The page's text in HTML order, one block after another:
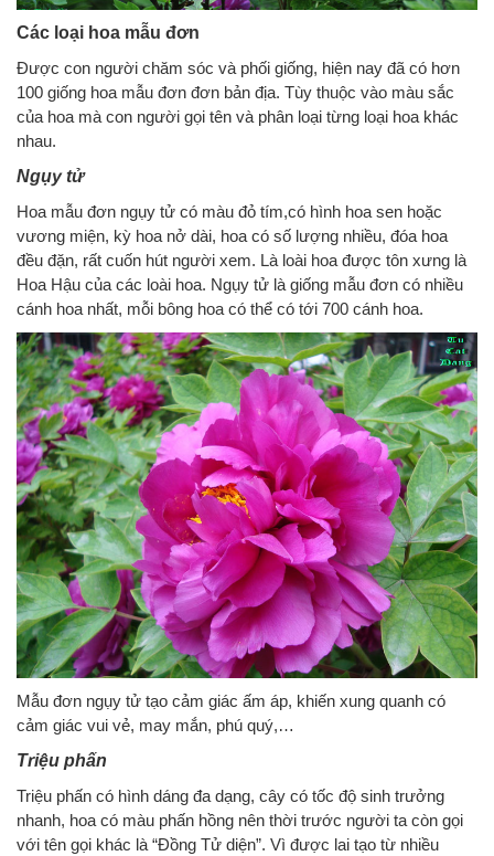
Các loại hoa mẫu đơn
Được con người chăm sóc và phối giống, hiện nay đã có hơn
100 giống hoa mẫu đơn đơn bản địa. Tùy thuộc vào màu sắc
của hoa mà con người gọi tên và phân loại từng loại hoa khác
nhau.
Ngụy tử
Hoa mẫu đơn ngụy tử có màu đỏ tím,có hình hoa sen hoặc
vương miện, kỳ hoa nở dài, hoa có số lượng nhiều, đóa hoa
đều đặn, rất cuốn hút người xem. Là loài hoa được tôn xưng là
Hoa Hậu của các loài hoa. Ngụy tử là giống mẫu đơn có nhiều
cánh hoa nhất, mỗi bông hoa có thể có tới 700 cánh hoa.
Mẫu đơn ngụy tử tạo cảm giác ấm áp, khiến xung quanh có
cảm giác vui vẻ, may mắn, phú quý,…
Triệu phấn
Triệu phấn có hình dáng đa dạng, cây có tốc độ sinh trưởng
nhanh, hoa có màu phấn hồng nên thời trước người ta còn gọi
với tên gọi khác là “Đồng Tử diện”. Vì được lai tạo từ nhiều